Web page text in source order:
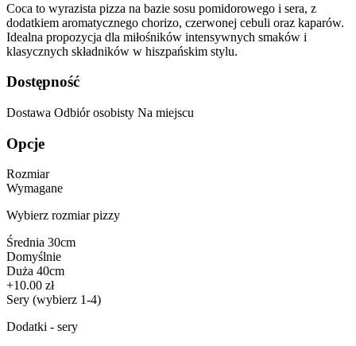
Coca to wyrazista pizza na bazie sosu pomidorowego i sera, z
dodatkiem aromatycznego chorizo, czerwonej cebuli oraz kaparów.
Idealna propozycja dla miłośników intensywnych smaków i
klasycznych składników w hiszpańskim stylu.
Dostępność
Dostawa Odbiór osobisty Na miejscu
Opcje
Rozmiar
Wymagane
Wybierz rozmiar pizzy
Średnia 30cm
Domyślnie
Duża 40cm
+10.00 zł
Sery (wybierz 1-4)
Dodatki - sery